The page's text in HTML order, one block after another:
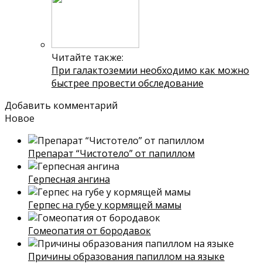
Читайте также:
При галактоземии необходимо как можно
быстрее провести обследование
Добавить комментарий
Новое
Препарат “Чистотело” от папиллом
Герпесная ангина
Герпес на губе у кормящей мамы
Гомеопатия от бородавок
Причины образования папиллом на языке